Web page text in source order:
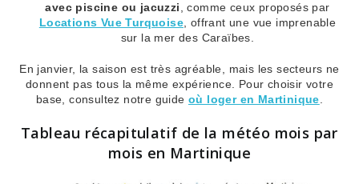
avec piscine ou jacuzzi, comme ceux proposés par
Locations Vue Turquoise, offrant une vue imprenable
sur la mer des Caraïbes.
En janvier, la saison est très agréable, mais les secteurs ne
donnent pas tous la même expérience. Pour choisir votre
base, consultez notre guide où loger en Martinique.
Tableau récapitulatif de la météo mois par
mois en Martinique